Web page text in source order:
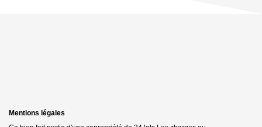
Mentions légales